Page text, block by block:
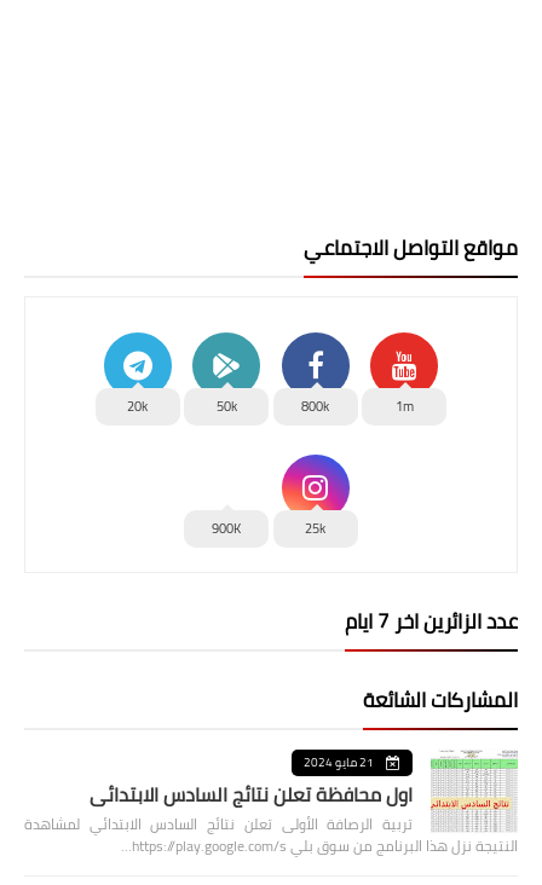
مواقع التواصل الاجتماعي
1m
800k
50k
20k
25k
900K
عدد الزائرين اخر 7 ايام
المشاركات الشائعة
21 مايو 2024
اول محافظة تعلن نتائج السادس الابتدائي
تربية الرصافة الأولى تعلن نتائج السادس الابتدائي لمشاهدة
النتيجة نزل هذا البرنامج من سوق بلي https://play.google.com/s…